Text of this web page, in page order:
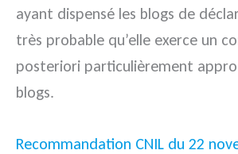
ayant dispensé les blogs de
très probable qu’elle exerce un
posteriori particulièrement
blogs.
Recommandation CNIL du 22